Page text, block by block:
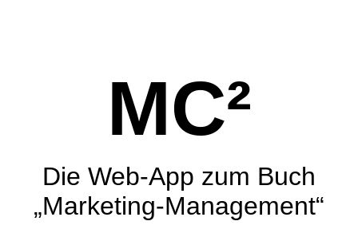
MC²
Die Web-App zum Buch
„Marketing-Management“